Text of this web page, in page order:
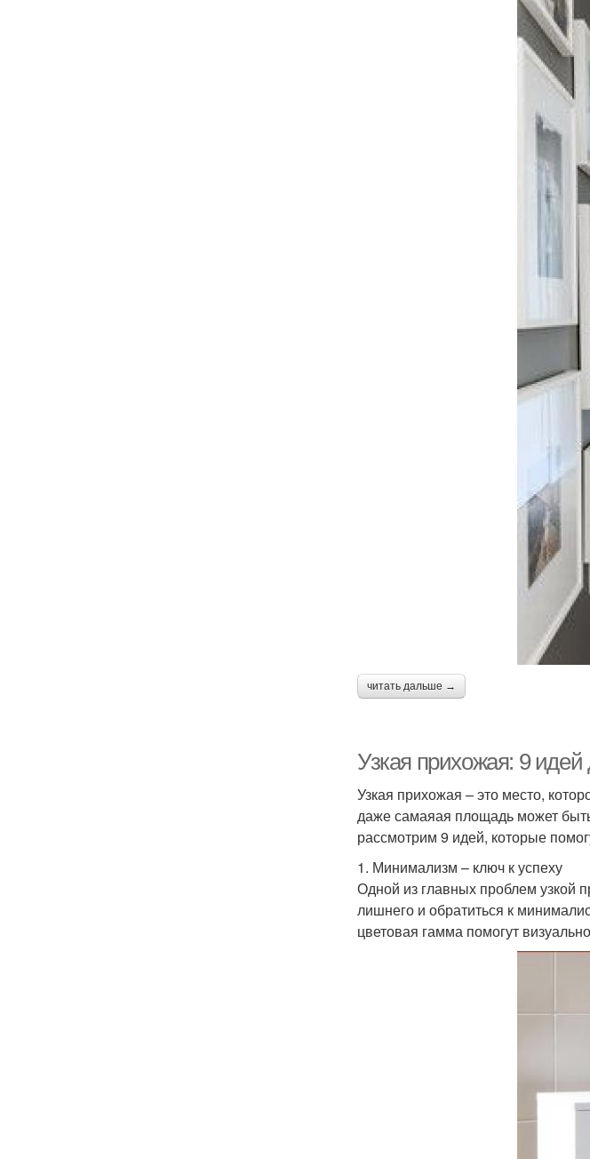
читать дальше →
Узкая прихожая: 9 идей
Узкая прихожая – это место,
даже самаяая площадь может
рассмотрим 9 идей, которые
1. Минимализм – ключ к успеху
Одной из главных проблем узкой
лишнего и обратиться к
цветовая гамма помогут